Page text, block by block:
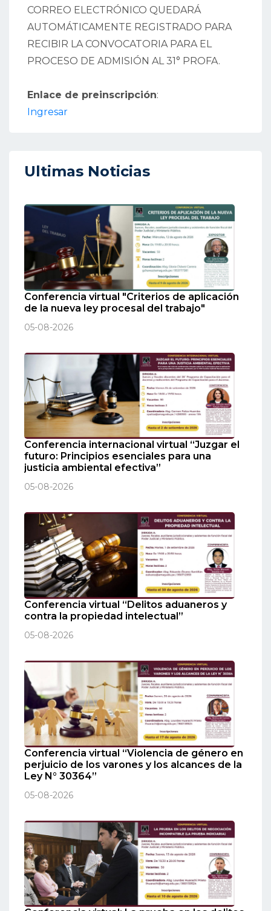
CORREO ELECTRÓNICO QUEDARÁ
AUTOMÁTICAMENTE REGISTRADO PARA
RECIBIR LA CONVOCATORIA PARA EL
PROCESO DE ADMISIÓN AL 31° PROFA.
Enlace de preinscripción:
Ingresar
Ultimas Noticias
Conferencia virtual "Criterios de aplicación
de la nueva ley procesal del trabajo"
05-08-2026
Conferencia internacional virtual “Juzgar el
futuro: Principios esenciales para una
justicia ambiental efectiva”
05-08-2026
Conferencia virtual “Delitos aduaneros y
contra la propiedad intelectual”
05-08-2026
Conferencia virtual “Violencia de género en
perjuicio de los varones y los alcances de la
Ley N° 30364”
05-08-2026